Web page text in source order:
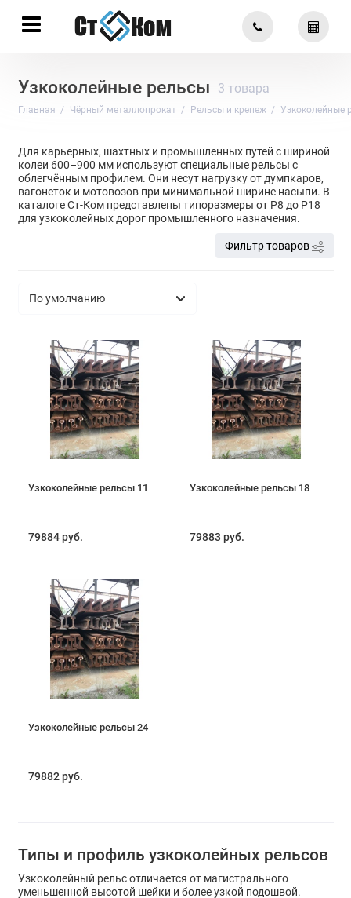
Узкоколейные рельсы 3 товара
Главная Чёрный металлопрокат Рельсы и крепеж Узкоколейные
Для карьерных, шахтных и промышленных путей с шириной
колеи 600–900 мм используют специальные рельсы с
облегчённым профилем. Они несут нагрузку от думпкаров,
вагонеток и мотовозов при минимальной ширине насыпи. В
каталоге Ст-Ком представлены типоразмеры от Р8 до Р18
для узкоколейных дорог промышленного назначения.
Фильтр товаров
Узкоколейные рельсы 11
79884 руб.
Узкоколейные рельсы 18
79883 руб.
Узкоколейные рельсы 24
79882 руб.
Типы и профиль узкоколейных рельсов
Узкоколейный рельс отличается от магистрального
уменьшенной высотой шейки и более узкой подошвой.